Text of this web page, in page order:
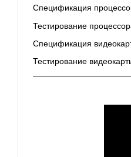
Спецификация
Тестирование
Спецификация
Тестирование